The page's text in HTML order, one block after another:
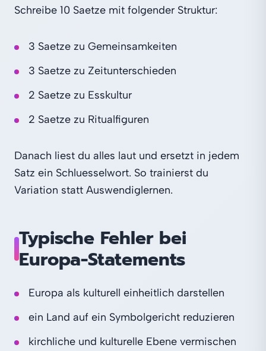
Schreibe 10 Saetze mit folgender Struktur:
3 Saetze zu Gemeinsamkeiten
3 Saetze zu Zeitunterschieden
2 Saetze zu Esskultur
2 Saetze zu Ritualfiguren
Danach liest du alles laut und ersetzt in jedem
Satz ein Schluesselwort. So trainierst du
Variation statt Auswendiglernen.
Typische Fehler bei
Europa-Statements
Europa als kulturell einheitlich darstellen
ein Land auf ein Symbolgericht reduzieren
kirchliche und kulturelle Ebene vermischen